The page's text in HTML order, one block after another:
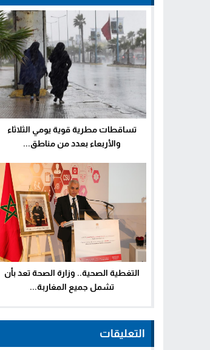
تساقطات مطرية قوية يومي الثلاثاء
والأربعاء بعدد من مناطق...
التغطية الصحية.. وزارة الصحة تعد بأن
تشمل جميع المغاربة...
التعليقات